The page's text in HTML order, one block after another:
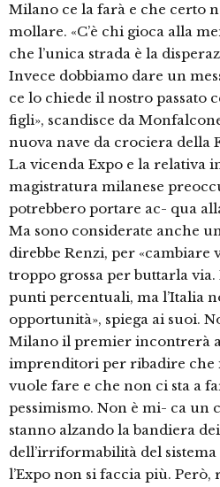
Milano ce la farà e che certo
mollare. «C’è chi gioca alla
che l’unica strada è la
Invece dobbiamo dare un
ce lo chiede il nostro passato
figli», scandisce da
nuova nave da crociera della
La vicenda Expo e la relativa
magistratura milanese
potrebbero portare ac- qua
Ma sono considerate anche
direbbe Renzi, per «cambiare
troppo grossa per buttarla via.
punti percentuali, ma l’Italia
opportunità», spiega ai suoi.
Milano il premier incontrerà
imprenditori per ribadire che
vuole fare e che non ci sta a
pessimismo. Non è mi- ca un
stanno alzando la bandiera
dell’irriformabilità del
l’Expo non si faccia più. Però,